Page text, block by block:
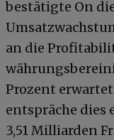
bestätigte On
an die
Prozent
entspräche dies
3,51 Milliarden